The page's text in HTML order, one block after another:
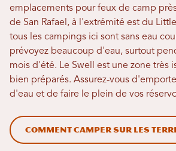
emplacements pour feux de camp
de San Rafael, à l'extrémité est du
tous les campings ici sont sans eau
prévoyez beaucoup d'eau, surtout
mois d'été. Le Swell est une zone très
bien préparés. Assurez-vous
d'eau et de faire le plein de vos
Comment camper sur les